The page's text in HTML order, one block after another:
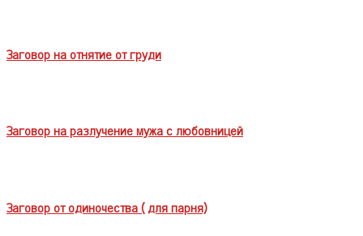
Заговор на отнятие от груди
Заговор на разлучение мужа с любовницей
Заговор от одиночества ( для парня)